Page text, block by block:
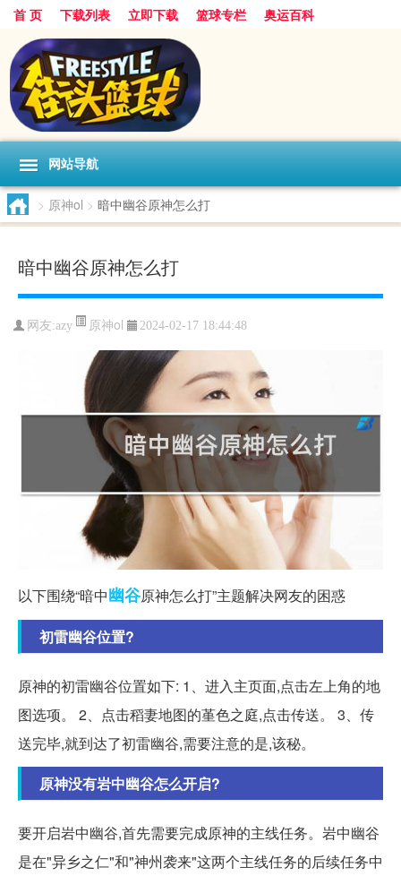
首 页 下载列表 立即下载 篮球专栏 奥运百科
网站导航
> 原神ol > 暗中幽谷原神怎么打
暗中幽谷原神怎么打
网友:azy 原神ol 2024-02-17 18:44:48
以下围绕“暗中幽谷原神怎么打”主题解决网友的困惑
初雷幽谷位置?
原神的初雷幽谷位置如下: 1、进入主页面,点击左上角的地
图选项。 2、点击稻妻地图的堇色之庭,点击传送。 3、传
送完毕,就到达了初雷幽谷,需要注意的是,该秘。
原神没有岩中幽谷怎么开启?
要开启岩中幽谷,首先需要完成原神的主线任务。岩中幽谷
是在"异乡之仁"和"神州袭来"这两个主线任务的后续任务中